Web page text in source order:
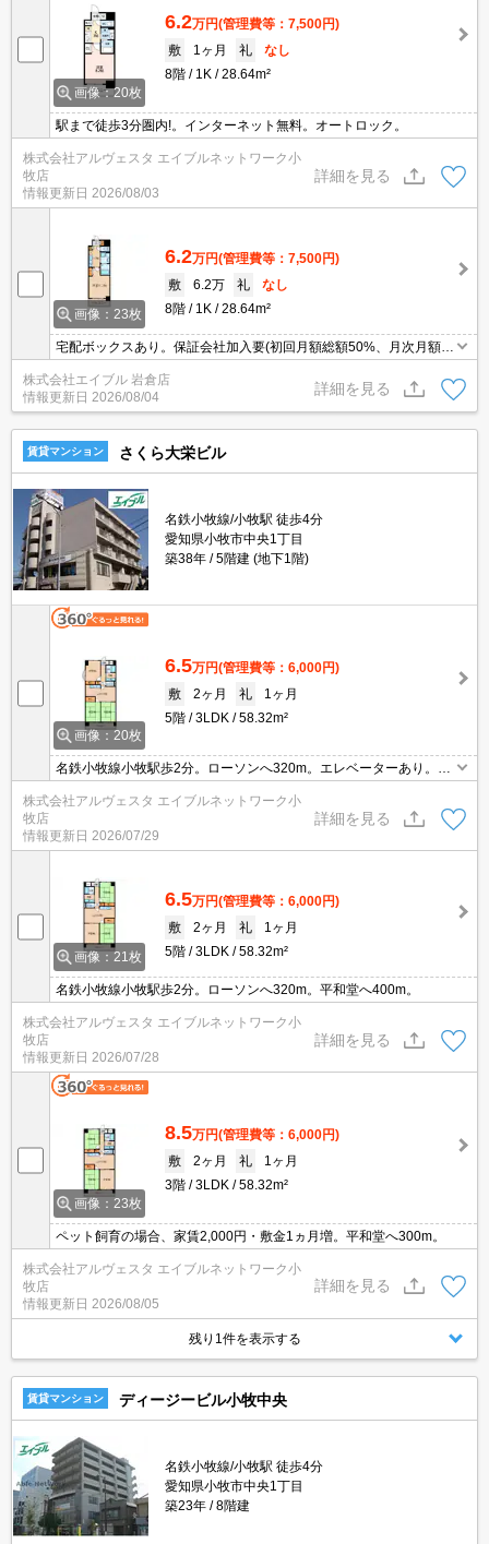
画像：20枚
6.2万円(管理費等：7,500円)
敷
1ヶ月 礼
なし
8階
1K 28.64m²
駅まで徒歩3分圏内!。インターネット無料。オートロック。
株式会社アルヴェスタ エイブルネットワーク小
牧店
情報更新日 2026/08/03
詳細を見る
画像：23枚
6.2万円(管理費等：7,500円)
敷
6.2万 礼
なし
8階
1K 28.64m²
宅配ボックスあり。保証会社加入要(初回月額総額50%、月次月額総
額2%)。違約金(12ヶ月未満 家賃2ヶ月、24ヶ月未満 家賃1ヶ
月)。サポートシステム加入要2,200円/月。損保月1,170円。
株式会社エイブル 岩倉店
情報更新日 2026/08/04
詳細を見る
賃貸マンション さくら大栄ビル
名鉄小牧線/小牧駅 徒歩4分
愛知県小牧市中央1丁目
築38年
5階建 (地下1階)
画像：20枚
6.5万円(管理費等：6,000円)
敷
2ヶ月 礼
1ヶ月
5階
3LDK 58.32m²
名鉄小牧線小牧駅歩2分。ローソンへ320m。エレベーターあり。都
株式会社アルヴェスタ エイブルネットワーク小
牧店
情報更新日 2026/07/29
詳細を見る
画像：21枚
6.5万円(管理費等：6,000円)
敷
2ヶ月 礼
1ヶ月
5階
3LDK 58.32m²
名鉄小牧線小牧駅歩2分。ローソンへ320m。平和堂へ400m。
株式会社アルヴェスタ エイブルネットワーク小
牧店
情報更新日 2026/07/28
詳細を見る
画像：23枚
8.5万円(管理費等：6,000円)
敷
2ヶ月 礼
1ヶ月
3階
3LDK 58.32m²
ペット飼育の場合、家賃2,000円・敷金1ヵ月増。平和堂へ300m。
株式会社アルヴェスタ エイブルネットワーク小
牧店
情報更新日 2026/08/05
詳細を見る
残り1件を表示する
賃貸マンション ディージービル小牧中央
名鉄小牧線/小牧駅 徒歩4分
愛知県小牧市中央1丁目
築23年
8階建